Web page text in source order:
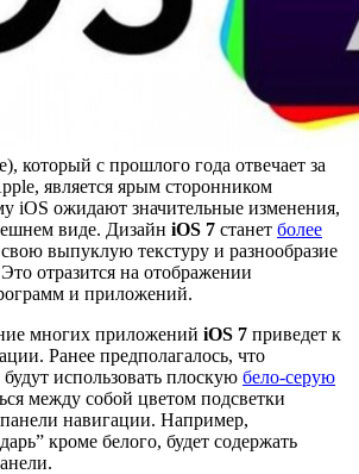
который с прошлого года отвечает за
является ярым сторонником
iOS ожидают значительные изменения,
виде. Дизайн iOS 7 станет более
выпуклую текстуру и разнообразие
отразится на отображении
и приложений.
многих приложений iOS 7 приведет к
Ранее предполагалось, что
будут использовать плоскую бело-серую
между собой цветом подсветки
навигации. Например,
кроме белого, будет содержать